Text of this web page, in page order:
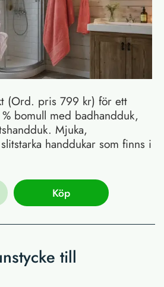
(Ord. pris 799 kr) för ett
bomull med badhandduk,
Mjuka,
handdukar som finns i
Köp
till